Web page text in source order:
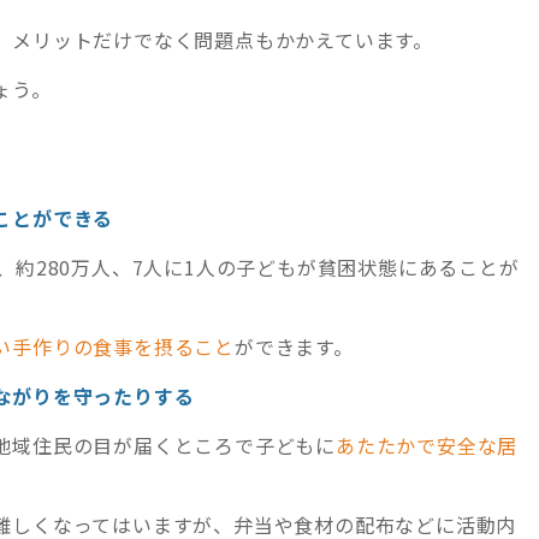
リットだけでなく問題点もかかえています。
。
とができる
約280万人、7人に1人の子どもが貧困状態にあることが
手作りの食事を摂ることができます。
りを守ったりする
住民の目が届くところで子どもにあたたかで安全な居
くなってはいますが、弁当や食材の配布などに活動内